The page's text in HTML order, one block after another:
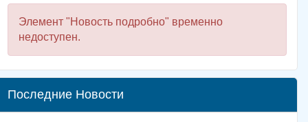
Элемент "Новость подробно" временно
недоступен.
Последние Новости